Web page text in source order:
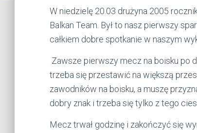
W niedzielę 20.03 drużyna 2005
Balkan Team. Był to nasz pierwszy
całkiem dobre spotkanie w naszym
Zawsze pierwszy mecz na boisku po
trzeba się przestawić na większą
zawodników na boisku, a muszę
dobry znak i trzeba się tylko z tego
Mecz trwał godzinę i zakończyć się